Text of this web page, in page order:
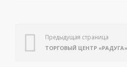
Предыдущая страница